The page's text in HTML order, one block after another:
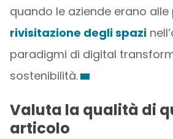
quando le aziende erano alle
rivisitazione degli spazi
paradigmi di digital
sostenibilità.
Valuta la qualità di
articolo